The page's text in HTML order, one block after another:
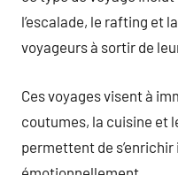
l’escalade, le rafting et
voyageurs à sortir de
Ces voyages visent à
coutumes, la cuisine et
permettent de